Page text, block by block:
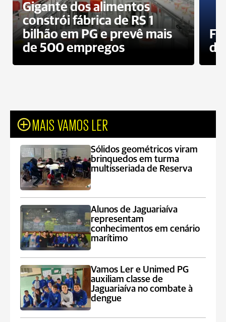
Gigante dos alimentos
constrói fábrica de RS 1
bilhão em PG e prevê mais
de 500 empregos
MAIS VAMOS LER
Sólidos geométricos viram
brinquedos em turma
multisseriada de Reserva
Alunos de Jaguariaíva
representam
conhecimentos em cenário
marítimo
Vamos Ler e Unimed PG
auxiliam classe de
Jaguariaíva no combate à
dengue